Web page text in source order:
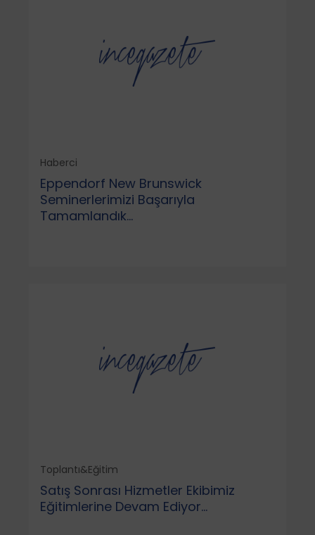
Haberci
Eppendorf New Brunswick
Seminerlerimizi Başarıyla
Tamamlandık...
Toplantı&Eğitim
Satış Sonrası Hizmetler Ekibimiz
Eğitimlerine Devam Ediyor...